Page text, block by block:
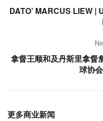
DATO’ MARCUS LIEW |
拿督王顺和及丹斯里拿督
球协
更多商业新闻